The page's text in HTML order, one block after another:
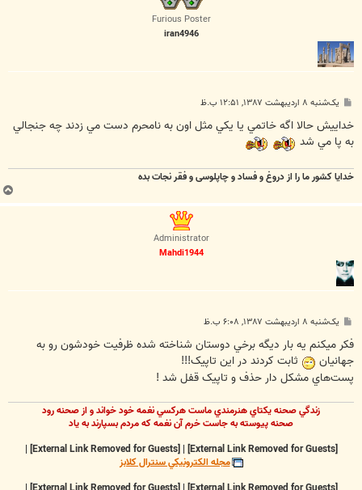
Furious Poster
iran4946
ت
یک‌شنبه ۸ اردیبهشت ۱۳۸۷, ۱۲:۵۱ ب.ظ
خداييش حالا اگه خاتمي يا يکي مثل اون به نامحرم دست مي زدند چه جنجالي
به پا مي شد
خدایا کشور ما را از دروغ و فساد و چاپلوسی و فقر نجات بده
Administrator
Mahdi1944
ت
یک‌شنبه ۸ اردیبهشت ۱۳۸۷, ۶:۰۸ ب.ظ
فکر ميکنم يه بار ديگه برخي دوستان شناخته شده ظرفيت خودشون رو به
جهانيان
ثابت کردند در اين تاپيک!!!
پست‌هاي مشکل دار حذف و تاپيک قفل شد !
زندگي صحنه يکتاي هنرمندي ماست هرکسي نغمه خود خواند و از صحنه رود
صحنه پيوسته به جاست خرم آن نغمه که مردم بسپارند به ياد
[External Link Removed for Guests]
|
[External Link Removed for Guests]
|
مجله الکترونيکي سنترال کلابز